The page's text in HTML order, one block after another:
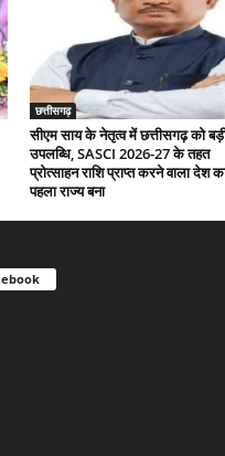
छत्तीसगढ़
सीएम साय के नेतृत्व में छत्तीसगढ़ को
उपलब्धि, SASCI 2026-27 के तहत
प्रोत्साहन राशि प्राप्त करने वाला देश
पहला राज्य बना